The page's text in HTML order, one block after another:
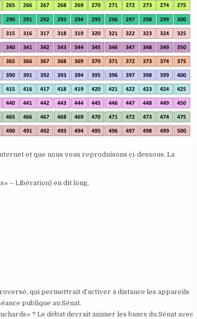
et que nous vous reproduisons ci-dessous. La
– Libération) en dit long.
qui permettrait d’activer à distance les appareils
publique au Sénat.
? Le débat devrait animer les bancs du Sénat avec